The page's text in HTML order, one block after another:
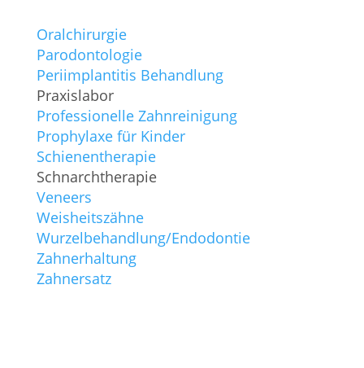
Oralchirurgie
Parodontologie
Periimplantitis Behandlung
Praxislabor
Professionelle Zahnreinigung
Prophylaxe für Kinder
Schienentherapie
Schnarchtherapie
Veneers
Weisheitszähne
Wurzelbehandlung/Endodontie
Zahnerhaltung
Zahnersatz